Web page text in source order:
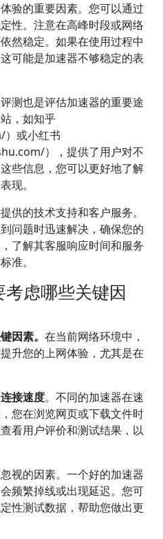
验的重要因素。您可以通过
性。注意在高峰时段或网络
然稳定。如果在使用过程中
可能是加速器不够稳定的表
测也是评估加速器的重要途
，如知乎
或小红书
），提供了用户对不
些信息，您可以更好地了解
现。
供的技术支持和客户服务。
问题时迅速解决，确保您的
了解其客服响应时间和服务
准。
虑哪些关键因
因素。 在当前网络环境中，
升您的上网体验，尤其是在
连接速度。不同的加速器在速
您在浏览网页或下载文件时
看用户评价和测试结果，以
视的因素。一个好的加速器
频繁掉线或出现延迟。您可
性测试数据，帮助您做出更